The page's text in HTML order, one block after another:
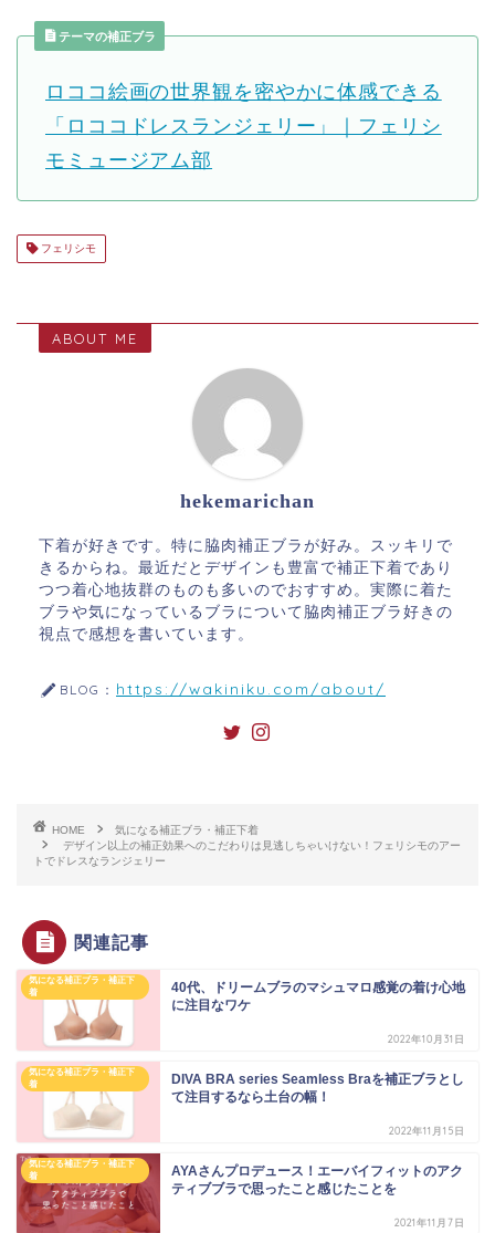
テーマの補正ブラ
ロココ絵画の世界観を密やかに体感できる
「ロココドレスランジェリー」｜フェリシ
モミュージアム部
フェリシモ
ABOUT ME
hekemarichan
下着が好きです。特に脇肉補正ブラが好み。スッキリで
きるからね。最近だとデザインも豊富で補正下着であり
つつ着心地抜群のものも多いのでおすすめ。実際に着た
ブラや気になっているブラについて脇肉補正ブラ好きの
視点で感想を書いています。
BLOG： https://wakiniku.com/about/
HOME
気になる補正ブラ・補正下着
デザイン以上の補正効果へのこだわりは見逃しちゃいけない！フェリシモのアー
トでドレスなランジェリー
関連記事
気になる補正ブラ・補正下
着
40代、ドリームブラのマシュマロ感覚の着け心地
に注目なワケ
2022年10月31日
気になる補正ブラ・補正下
着
DIVA BRA series Seamless Braを補正ブラとし
て注目するなら土台の幅！
2022年11月15日
気になる補正ブラ・補正下
着
AYAさんプロデュース！エーバイフィットのアク
ティブブラで思ったこと感じたことを
2021年11月7日